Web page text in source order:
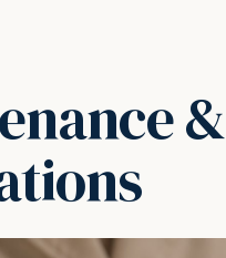
&